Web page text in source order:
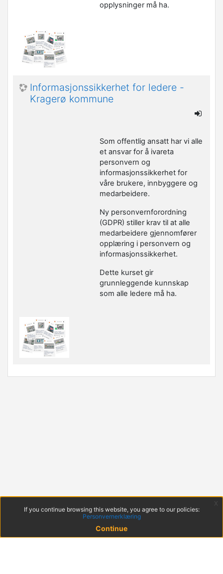
opplysninger må ha.
Informasjonssikkerhet for ledere -
Kragerø kommune
Som offentlig ansatt har vi alle
et ansvar for å ivareta
personvern og
informasjonssikkerhet for
våre brukere, innbyggere og
medarbeidere.
Ny personvernforordning
(GDPR) stiller krav til at alle
medarbeidere gjennomfører
opplæring i personvern og
informasjonssikkerhet.
Dette kurset gir
grunnleggende kunnskap
som alle ledere må ha.
If you continue browsing this website, you agree to our policies:
Personvernerklæring
Continue
x